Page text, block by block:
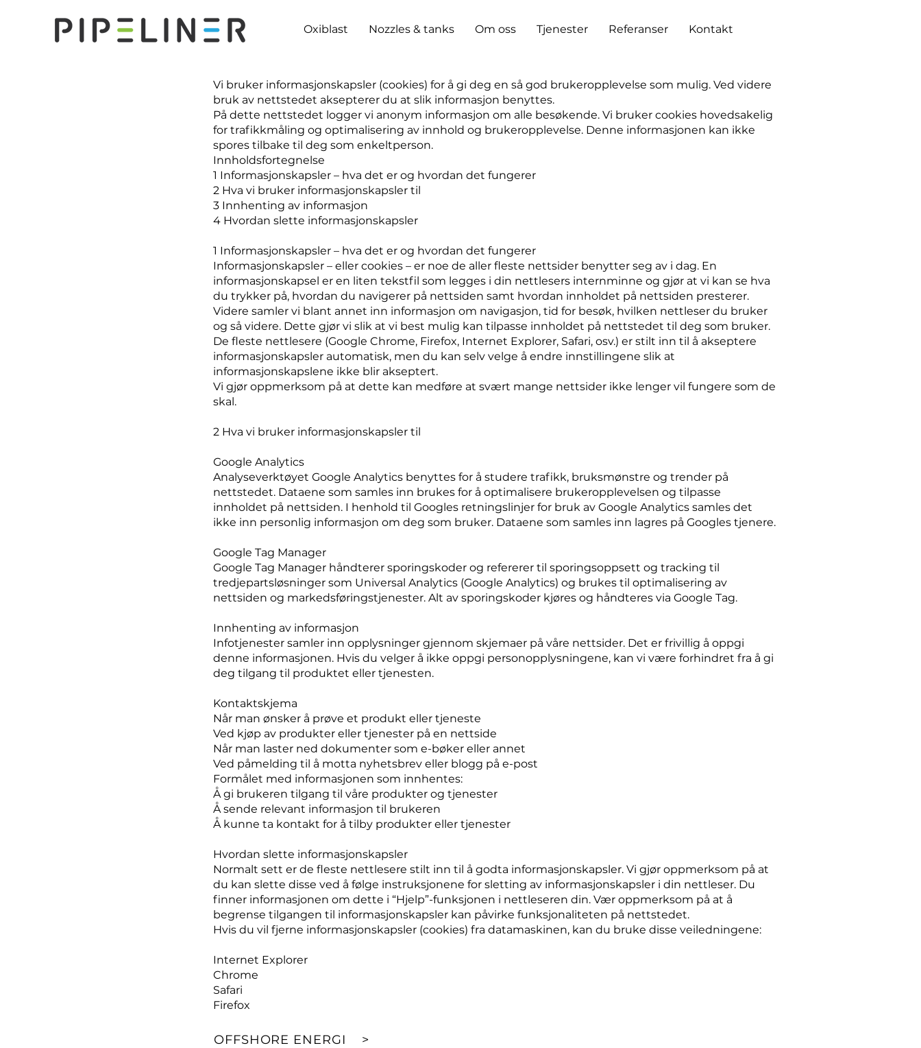
Oxiblast Nozzles & tanks Om oss Tjenester Referanser Kontakt
Vi bruker informasjonskapsler (cookies) for å gi deg en så god brukeropplevelse som mulig. Ved videre
bruk av nettstedet aksepterer du at slik informasjon benyttes.
På dette nettstedet logger vi anonym informasjon om alle besøkende. Vi bruker cookies hovedsakelig
for trafikkmåling og optimalisering av innhold og brukeropplevelse. Denne informasjonen kan ikke
spores tilbake til deg som enkeltperson.
Innholdsfortegnelse
1 Informasjonskapsler – hva det er og hvordan det fungerer
2 Hva vi bruker informasjonskapsler til
3 Innhenting av informasjon
4 Hvordan slette informasjonskapsler
1 Informasjonskapsler – hva det er og hvordan det fungerer
Informasjonskapsler – eller cookies – er noe de aller fleste nettsider benytter seg av i dag. En
informasjonskapsel er en liten tekstfil som legges i din nettlesers internminne og gjør at vi kan se hva
du trykker på, hvordan du navigerer på nettsiden samt hvordan innholdet på nettsiden presterer.
Videre samler vi blant annet inn informasjon om navigasjon, tid for besøk, hvilken nettleser du bruker
og så videre. Dette gjør vi slik at vi best mulig kan tilpasse innholdet på nettstedet til deg som bruker.
De fleste nettlesere (Google Chrome, Firefox, Internet Explorer, Safari, osv.) er stilt inn til å akseptere
informasjonskapsler automatisk, men du kan selv velge å endre innstillingene slik at
informasjonskapslene ikke blir akseptert.
Vi gjør oppmerksom på at dette kan medføre at svært mange nettsider ikke lenger vil fungere som de
skal.
2 Hva vi bruker informasjonskapsler til
Google Analytics
Analyseverktøyet Google Analytics benyttes for å studere trafikk, bruksmønstre og trender på
nettstedet. Dataene som samles inn brukes for å optimalisere brukeropplevelsen og tilpasse
innholdet på nettsiden. I henhold til Googles retningslinjer for bruk av Google Analytics samles det
ikke inn personlig informasjon om deg som bruker. Dataene som samles inn lagres på Googles tjenere.
Google Tag Manager
Google Tag Manager håndterer sporingskoder og refererer til sporingsoppsett og tracking til
tredjepartsløsninger som Universal Analytics (Google Analytics) og brukes til optimalisering av
nettsiden og markedsføringstjenester. Alt av sporingskoder kjøres og håndteres via Google Tag.
Innhenting av informasjon
Infotjenester samler inn opplysninger gjennom skjemaer på våre nettsider. Det er frivillig å oppgi
denne informasjonen. Hvis du velger å ikke oppgi personopplysningene, kan vi være forhindret fra å gi
deg tilgang til produktet eller tjenesten.
Kontaktskjema
Når man ønsker å prøve et produkt eller tjeneste
Ved kjøp av produkter eller tjenester på en nettside
Når man laster ned dokumenter som e-bøker eller annet
Ved påmelding til å motta nyhetsbrev eller blogg på e-post
Formålet med informasjonen som innhentes:
Å gi brukeren tilgang til våre produkter og tjenester
Å sende relevant informasjon til brukeren
Å kunne ta kontakt for å tilby produkter eller tjenester
Hvordan slette informasjonskapsler
Normalt sett er de fleste nettlesere stilt inn til å godta informasjonskapsler. Vi gjør oppmerksom på at
du kan slette disse ved å følge instruksjonene for sletting av informasjonskapsler i din nettleser. Du
finner informasjonen om dette i “Hjelp”-funksjonen i nettleseren din. Vær oppmerksom på at å
begrense tilgangen til informasjonskapsler kan påvirke funksjonaliteten på nettstedet.
Hvis du vil fjerne informasjonskapsler (cookies) fra datamaskinen, kan du bruke disse veiledningene:
Internet Explorer
Chrome
Safari
Firefox
OFFSHORE ENERGI >